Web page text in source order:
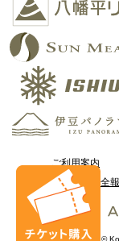
ご利用案内
安全